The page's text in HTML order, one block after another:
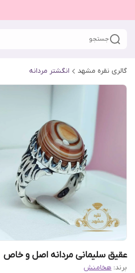
جستجو
گالری نقره مشهد انگشتر مردانه
عقیق سلیمانی مردانه اصل و خاص
برند: هخامنش